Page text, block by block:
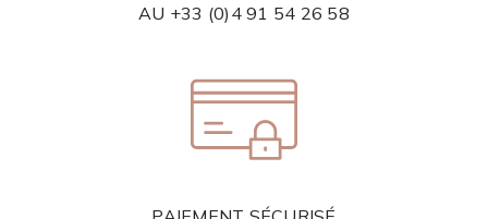
AU +33 (0)4 91 54 26 58